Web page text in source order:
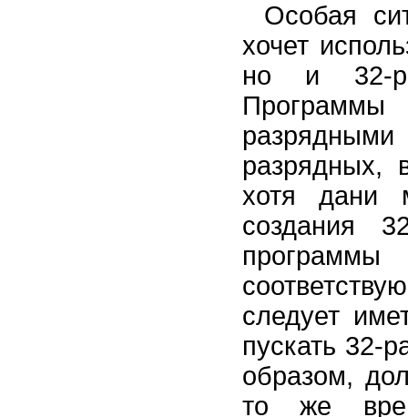
Особая
хочет
но и 32-
разрядных,
хотя дани
создания
следует
пускать 32-
образом,
то же